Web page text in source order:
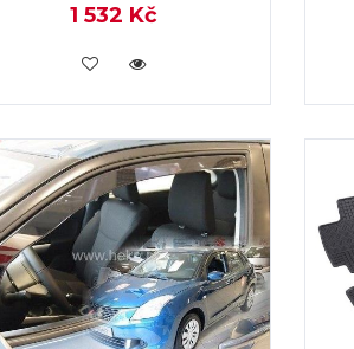
1 532 Kč
KOUPIT